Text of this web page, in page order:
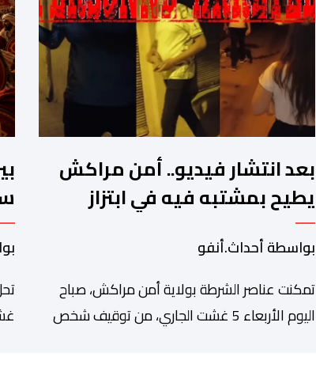
بعد انتشار فيديو.. أمن مراكش
يطيح بمشتبه فيه في ابتزاز
سائحين
بواسطة أحداث.أنفو
تمكنت عناصر الشرطة بولاية أمن مراكش، صباح
اليوم الأربعاء 5 غشت الجاري، من توقيف شخص